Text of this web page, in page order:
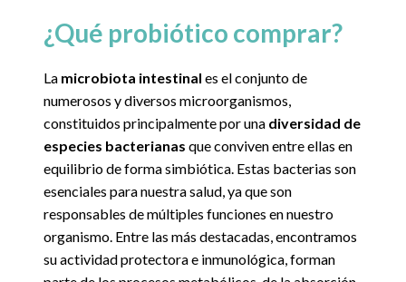
¿Qué probiótico comprar?
La microbiota intestinal es el conjunto de
numerosos y diversos microorganismos,
constituidos principalmente por una diversidad de
especies bacterianas que conviven entre ellas en
equilibrio de forma simbiótica. Estas bacterias son
esenciales para nuestra salud, ya que son
responsables de múltiples funciones en nuestro
organismo. Entre las más destacadas, encontramos
su actividad protectora e inmunológica, forman